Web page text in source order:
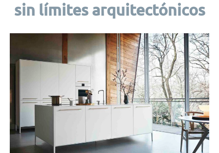
sin límites arquitectónicos